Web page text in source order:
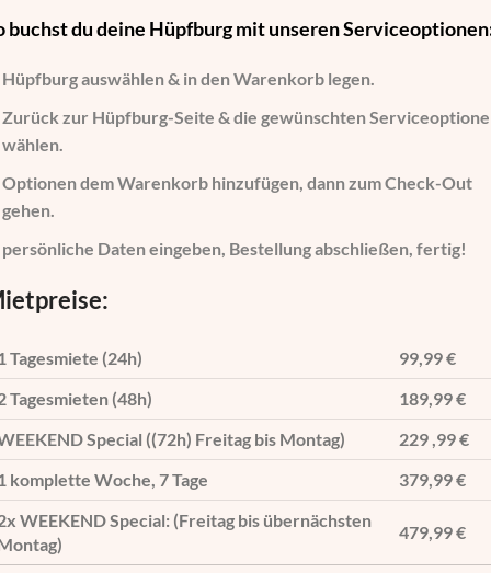
buchst du deine Hüpfburg mit unseren
Hüpfburg auswählen& in den Warenkorb legen.
Zurück zur Hüpfburg-Seite & die gewünschten
wählen.
Optionen dem Warenkorb hinzufügen, dann zum Check-Out
gehen.
persönliche Daten eingeben, Bestellung abschließen, fertig!
Tagesmiete (24h)
99,99 €
Tagesmieten (48h)
189,99 €
Special ((72h) Freitag bis Montag)
229 ,99 €
komplette Woche, 7 Tage
379,99 €
WEEKEND Special: (Freitag bis übernächsten
479,99 €